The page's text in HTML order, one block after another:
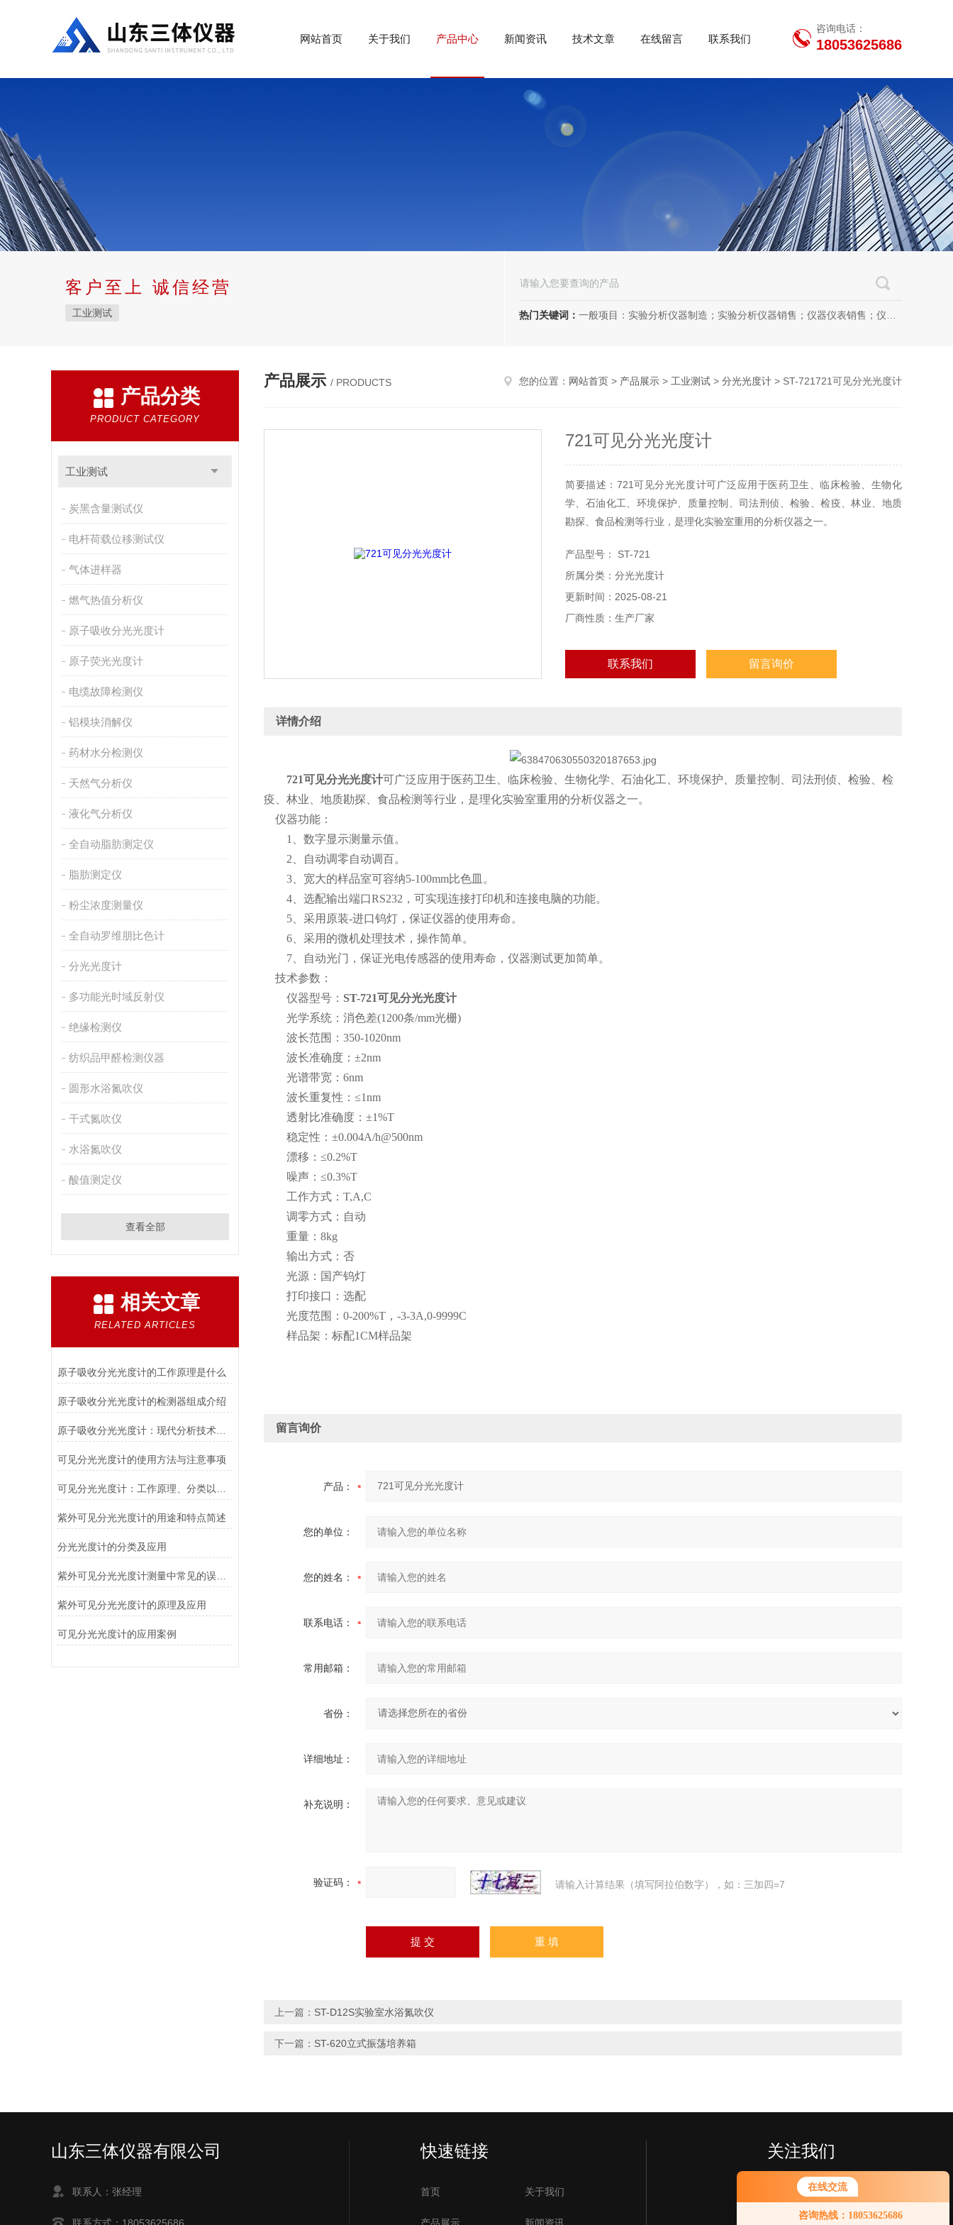
在线交流
咨询热线：18053625686
您好！欢迎前来咨询，很高兴为您
服务，请问您要咨询什么问题呢？
网站首页 关于我们 产品中心 新闻资讯 技术文章 在线留言 联系我们
咨询电话：
18053625686
客户至上 诚信经营
工业测试 热门关键词： 一般项目：实验分析仪器制造；实验分析仪器销售；仪器仪表销售；仪器仪表制造；电子测量仪器销售；电子测量仪器制造；电子产品销售；环境保护专用设备制造；环境保护专用设备销售；办公设备销售；办公设备耗材制造；专用设备修理；信息安全设备制造；信息安全设备销售；物联网设备制造；通信设备制造；电子（气）物理设备及其他电子设备制造；技术服务、技术开发、技术咨询、技术交流、技术转让、技术推广；软件开发；光污染治理服务；工程管理服务；电子专用设备制造；教学用模型及教具制造；教学用模型及教具销售；金属材料销售；通讯设备销售；通讯设备修理；五金产品制造；五金产品批发；五金产品零售；五金产品研发；信息咨询服务（不含许可类信息咨询服务）；信息技术咨询服务；物联网设备销售（除依法须经批准的项目外，凭营业执照依法自主开展经营活动）许可项目：房屋建筑和市政基础设施项目工程总承包；互联网平台（依法须经批准的项目，经相关部门批准后方可开展经营活动，具体经营项目以审批结果为准）
产品分类
PRODUCT CATEGORY
工业测试
炭黑含量测试仪
电杆荷载位移测试仪
气体进样器
燃气热值分析仪
原子吸收分光光度计
原子荧光光度计
电缆故障检测仪
铝模块消解仪
药材水分检测仪
天然气分析仪
液化气分析仪
全自动脂肪测定仪
脂肪测定仪
粉尘浓度测量仪
全自动罗维朋比色计
分光光度计
多功能光时域反射仪
绝缘检测仪
纺织品甲醛检测仪器
圆形水浴氮吹仪
干式氮吹仪
水浴氮吹仪
酸值测定仪
查看全部
相关文章
RELATED ARTICLES
原子吸收分光光度计的工作原理是什么
原子吸收分光光度计的检测器组成介绍
原子吸收分光光度计：现代分析技术的瑰宝
可见分光光度计的使用方法与注意事项
紫外可见分光光度计的用途和特点简述
分光光度计的分类及应用
紫外可见分光光度计测量中常见的误差有哪些
紫外可见分光光度计的原理及应用
可见分光光度计的应用案例
产品展示 / PRODUCTS 您的位置： 网站首页 > 产品展示 > 工业测试 > 分光光度计 > ST-721721可见分光光度计
721可见分光光度计
简要描述：721可见分光光度计可广泛应用于医药卫生、临床检验、生物化
学、石油化工、环境保护、质量控制、司法刑侦、检验、检疫、林业、地质
勘探、食品检测等行业，是理化实验室重用的分析仪器之一。
产品型号： ST-721
所属分类：分光光度计
更新时间：2025-08-21
厂商性质：生产厂家
联系我们 留言询价
详情介绍
721可见分光光度计可广泛应用于医药卫生、临床检验、生物化学、石油化工、环境保护、质量控制、司法刑侦、检验、检
疫、林业、地质勘探、食品检测等行业，是理化实验室重用的分析仪器之一。
仪器功能：
1、数字显示测量示值。
2、自动调零自动调百。
3、宽大的样品室可容纳5-100mm比色皿。
4、选配输出端口RS232，可实现连接打印机和连接电脑的功能。
5、采用原装-进口钨灯，保证仪器的使用寿命。
6、采用的微机处理技术，操作简单。
7、自动光门，保证光电传感器的使用寿命，仪器测试更加简单。
技术参数：
仪器型号： ST-721可见分光光度计
光学系统：消色差(1200条/mm光栅)
波长范围：350-1020nm
波长准确度：±2nm
光谱带宽：6nm
波长重复性：≤1nm
透射比准确度：±1%T
稳定性：±0.004A/h@500nm
漂移：≤0.2%T
噪声：≤0.3%T
工作方式：T,A,C
调零方式：自动
重量：8kg
输出方式：否
光源：国产钨灯
打印接口：选配
光度范围：0-200%T，-3-3A,0-9999C
样品架：标配1CM样品架
留言询价
产品：
您的单位：
您的姓名：
联系电话：
常用邮箱：
省份：
详细地址：
补充说明：
验证码： 请输入计算结果（填写阿拉伯数字），如：三加四=7
上一篇： ST-D12S实验室水浴氮吹仪
下一篇： ST-620立式振荡培养箱
山东三体仪器有限公司
联系人：张经理
快速链接
首页 关于我们
关注我们